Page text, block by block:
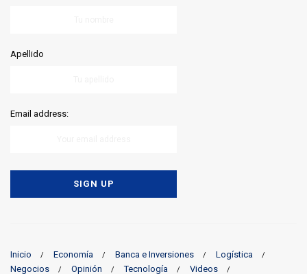
Apellido
Email address:
Inicio Economía Banca e Inversiones
Logística
Negocios
Opinión Tecnología Videos